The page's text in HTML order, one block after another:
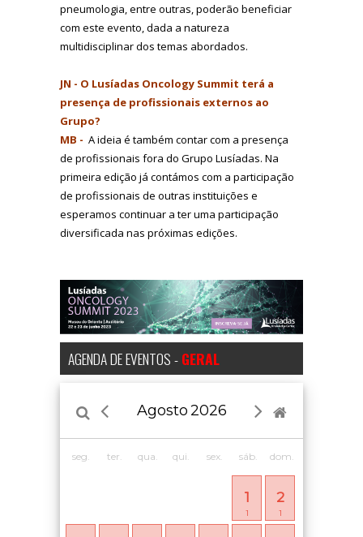
pneumologia, entre outras, poderão beneficiar
com este evento, dada a natureza
multidisciplinar dos temas abordados.
JN - O Lusíadas Oncology Summit terá a
presença de profissionais externos ao
Grupo?
MB - A ideia é também contar com a presença
de profissionais fora do Grupo Lusíadas. Na
primeira edição já contámos com a participação
de profissionais de outras instituições e
esperamos continuar a ter uma participação
diversificada nas próximas edições.
AGENDA DE EVENTOS -GERAL
Agosto2026
seg. ter. qua. qui. sex. sáb. dom.
1
1
2
1